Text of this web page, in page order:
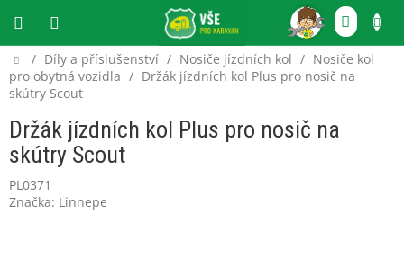
obsah
CZK
Domů
/ Díly a příslušenství / Nosiče jízdních kol / Nosiče kol
pro obytná vozidla / Držák jízdních kol Plus pro nosič na
skútry Scout
Držák jízdních kol Plus pro nosič na
skútry Scout
PL0371
Značka: Linnepe